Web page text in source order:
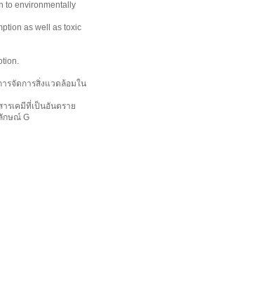
to environmentally
as well as toxic
รจัดการสิ่งแวดล้อมใน
รเคมีที่เป็นอันตราย
กษณ์ G